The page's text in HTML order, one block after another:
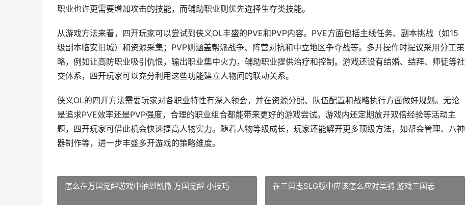
职业也许更需要增加攻击的技能，而辅助职业则优先选择生存类技能。
从游戏方法来看，四开玩家可以尝试到侠义OL丰盛的PVE和PVP内容。PVE方面包括主线任务、副本挑战（如15
级副本临安旧城）和资源采集；PVP则涵盖帮派战争、阵营对抗和中立地区争夺战等。多开操作时提议采用分工策
略，例如让高防职业吸引仇恨，输出职业集中火力，辅助职业提供治疗和控制。游戏还设有结婚、结拜、师徒等社
交体系，四开玩家可以充分利用这些功能建立人物间的联动关系。
侠义OL的四开方法需要玩家对各职业特性有深入领会，并在资源分配、队伍配置和战略执行方面做好规划。无论
是追求PVE效率还是PVP强度，合理的职业组合都能带来更好的游戏尝试。游戏内还定期放开双倍经验等活动主
题，四开玩家可借此机会快速提高人物实力。随着人物等级成长，玩家还能解开更多顶级方法，如帮会管理、八神
器制作等，进一步丰盛多开游戏的策略维度。
怎么在万国觉醒游戏中抽到凯撒 万国觉醒 小技巧 在三国志SLG版中应该怎么应对吴骑 游戏三国志